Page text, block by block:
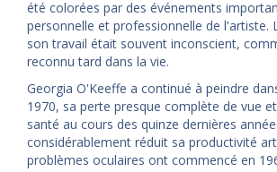
été colorées par des événements
personnelle et professionnelle de l'artiste.
son travail était souvent inconscient,
reconnu tard dans la vie.
Georgia O'Keeffe a continué à peindre
1970, sa perte presque complète de vue
santé au cours des quinze dernières
considérablement réduit sa productivité
problèmes oculaires ont commencé en